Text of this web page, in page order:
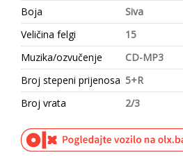
Boja
Siva
Veličina felgi
15
Muzika/ozvučenje
CD-MP3
Broj stepeni prijenosa 5+R
Broj vrata
2/3